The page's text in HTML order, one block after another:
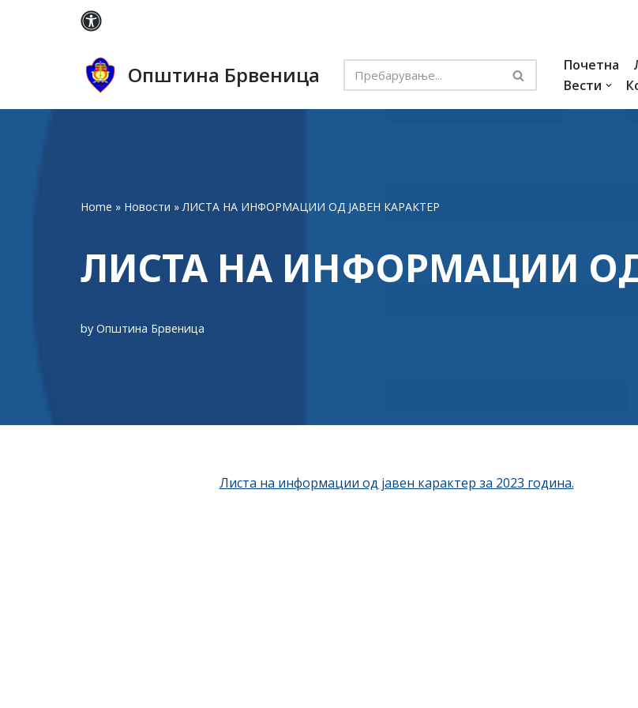
Општина Брвеница Почетна
Вести
Home » Новости » ЛИСТА НА ИНФОРМАЦИИ ОД ЈАВЕН КАРАКТЕР
ЛИСТА НА ИНФОРМАЦИИ ОД
by Општина Брвеница
Листа на информации од јавен карактер за 2023 година.